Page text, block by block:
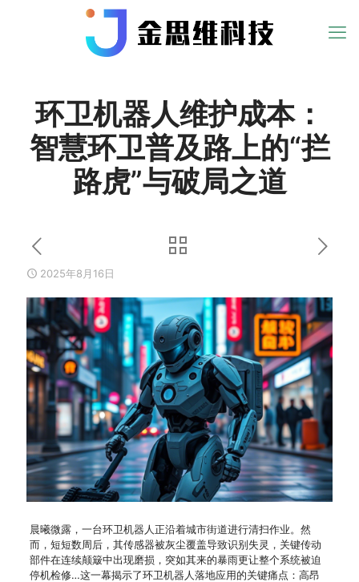
环卫机器人维护成本：
智慧环卫普及路上的“拦
路虎”与破局之道
2025年8月16日
晨曦微露，一台环卫机器人正沿着城市街道进行清扫作业。然
而，短短数周后，其传感器被灰尘覆盖导致识别失灵，关键传动
部件在连续颠簸中出现磨损，突如其来的暴雨更让整个系统被迫
停机检修…这一幕揭示了环卫机器人落地应用的关键痛点：高昂